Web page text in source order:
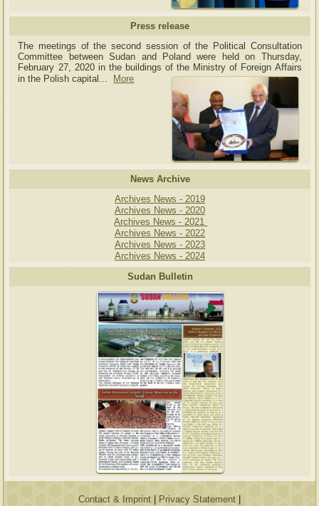
Press release
The meetings of the second session of the Political Consultation
Committee between Sudan and Poland were held on Thursday,
February 27, 2020 in the buildings of the Ministry of Foreign Affairs
in the Polish capital.
More
News Archive
Archives News - 2019
Archives News - 2020
Archives News - 2021
Archives News - 2022
Archives News - 2023
Archives News - 2024
Sudan Bulletin
Contact & Imprint Privacy Statement